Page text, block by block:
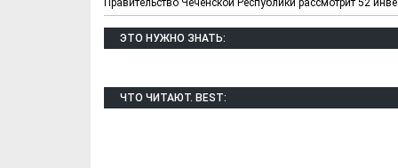
Правительство Чеченской Республики рассмотрит 52
ЭТО НУЖНО ЗНАТЬ:
ЧТО ЧИТАЮТ. BEST: